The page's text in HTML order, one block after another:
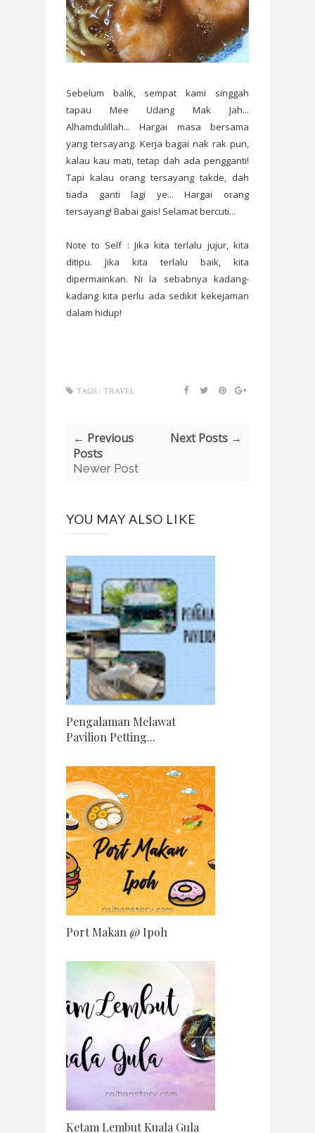
Sebelum balik, sempat kami singgah
tapau Mee Udang Mak Jah...
Alhamdulillah... Hargai masa bersama
yang tersayang. Kerja bagai nak rak pun,
kalau kau mati, tetap dah ada pengganti!
Tapi kalau orang tersayang takde, dah
tiada ganti lagi ye... Hargai orang
tersayang! Babai gais! Selamat bercuti...
Note to Self : Jika kita terlalu jujur, kita
ditipu. Jika kita terlalu baik, kita
dipermainkan. Ni la sebabnya kadang-
kadang kita perlu ada sedikit kekejaman
dalam hidup!
TAGS : TRAVEL
← Previous
Posts
Newer Post
Next Posts →
YOU MAY ALSO LIKE
Pengalaman Melawat
Pavilion Petting...
Port Makan @ Ipoh
Ketam Lembut Kuala Gula